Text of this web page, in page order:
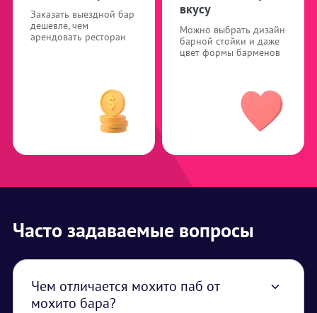
Заказать выездной бар
дешевле, чем
арендовать ресторан
вкусу
Можно выбрать дизайн
барной стойки и даже
цвет формы барменов
Часто задаваемые вопросы
Чем отличается мохито паб от
мохито бара?